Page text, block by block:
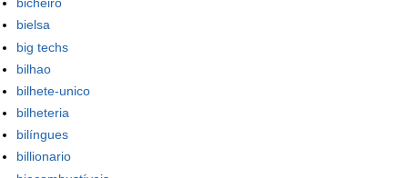
bielsa
big techs
bilhao
bilhete-unico
bilheteria
bilíngues
billionario